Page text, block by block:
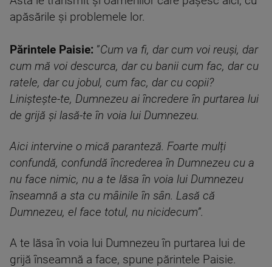
apăsările şi problemele lor.
Părintele Paisie: ”Cum va fi, dar cum voi reuși, dar
cum mă voi descurca, dar cu banii cum fac, dar cu
ratele, dar cu jobul, cum fac, dar cu copii?
Liniștește-te, Dumnezeu ai încredere în purtarea lui
de grijă și lasă-te în voia lui Dumnezeu.
Aici intervine o mică paranteză. Foarte mulți
confundă, confundă încrederea în Dumnezeu cu a
nu face nimic, nu a te lăsa în voia lui Dumnezeu
înseamnă a sta cu mâinile în sân. Lasă că
Dumnezeu, el face totul, nu nicidecum”.
A te lăsa în voia lui Dumnezeu în purtarea lui de
grijă înseamnă a face, spune părintele Paisie.